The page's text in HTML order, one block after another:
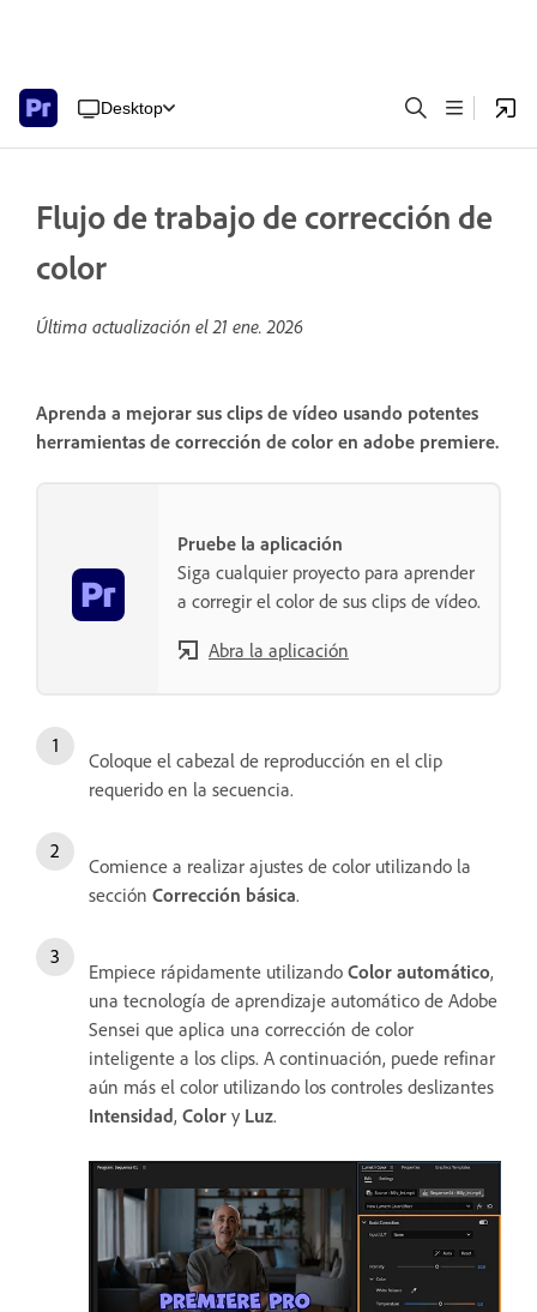
Desktop
Flujo de trabajo de corrección de
color
Última actualización el21 ene. 2026
Aprenda a mejorar sus clips de vídeo usando potentes
herramientas de corrección de color en adobe premiere.
Pruebe la aplicación
Siga cualquier proyecto para aprender
a corregir el color de sus clips de vídeo.
Abra la aplicación
Coloque el cabezal de reproducción en el clip
requerido en la secuencia.
Comience a realizar ajustes de color utilizando la
sección Corrección básica.
Empiece rápidamente utilizando Color automático,
una tecnología de aprendizaje automático de Adobe
Sensei que aplica una corrección de color
inteligente a los clips. A continuación, puede refinar
aún más el color utilizando los controles deslizantes
Intensidad, Color y Luz.